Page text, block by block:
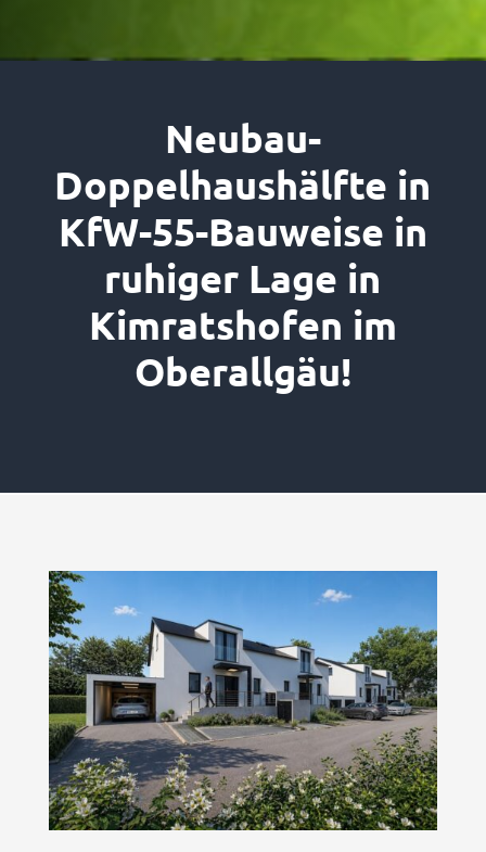
Neubau-
Doppelhaushälfte in
KfW-55-Bauweise in
ruhiger Lage in
Kimratshofen im
Oberallgäu!